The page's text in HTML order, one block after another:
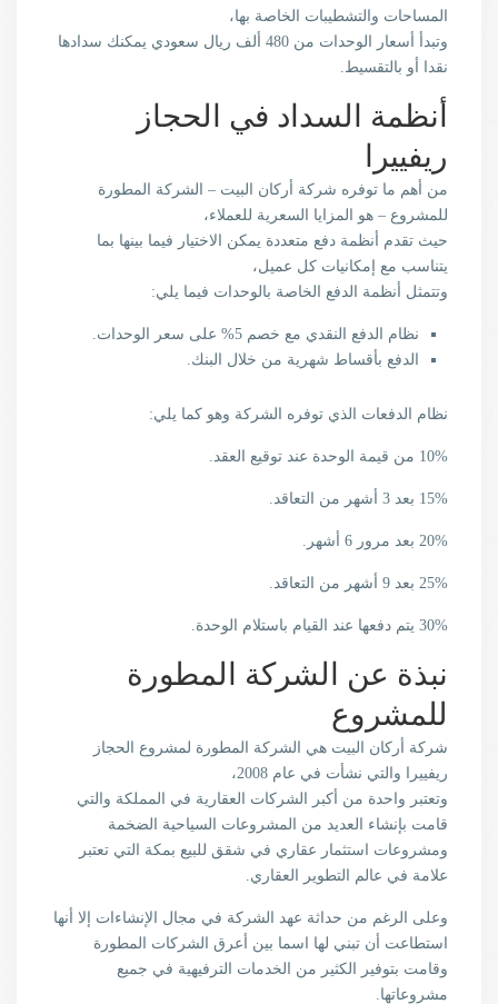
المساحات والتشطيبات الخاصة بها،
وتبدأ أسعار الوحدات من 480 ألف ريال سعودي يمكنك سدادها
نقدا أو بالتقسيط.
أنظمة السداد في الحجاز
ريفييرا
من أهم ما توفره شركة أركان البيت – الشركة المطورة
للمشروع – هو المزايا السعرية للعملاء،
حيث تقدم أنظمة دفع متعددة يمكن الاختيار فيما بينها بما
يتناسب مع إمكانيات كل عميل،
وتتمثل أنظمة الدفع الخاصة بالوحدات فيما يلي:
نظام الدفع النقدي مع خصم 5% على سعر الوحدات.
الدفع بأقساط شهرية من خلال البنك.
نظام الدفعات الذي توفره الشركة وهو كما يلي:
10% من قيمة الوحدة عند توقيع العقد.
15% بعد 3 أشهر من التعاقد.
20% بعد مرور 6 أشهر.
25% بعد 9 أشهر من التعاقد.
30% يتم دفعها عند القيام باستلام الوحدة.
نبذة عن الشركة المطورة
للمشروع
شركة أركان البيت هي الشركة المطورة لمشروع الحجاز
ريفييرا والتي نشأت في عام 2008،
وتعتبر واحدة من أكبر الشركات العقارية في المملكة والتي
قامت بإنشاء العديد من المشروعات السياحية الضخمة
ومشروعات استثمار عقاري في شقق للبيع بمكة التي تعتبر
علامة في عالم التطوير العقاري.
وعلى الرغم من حداثة عهد الشركة في مجال الإنشاءات إلا أنها
استطاعت أن تبني لها اسما بين أعرق الشركات المطورة
وقامت بتوفير الكثير من الخدمات الترفيهية في جميع
مشروعاتها.